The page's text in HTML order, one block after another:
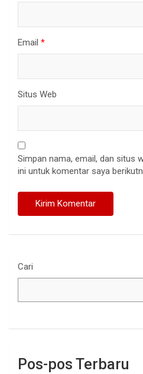
Email *
Situs Web
Simpan nama, email, dan situs
ini untuk komentar saya
Cari
Pos-pos Terbaru